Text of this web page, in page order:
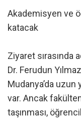
Akademisyen ve
katacak
Ziyaret sırasında
Dr. Ferudun
Mudanya’da
var. Ancak
taşınması,